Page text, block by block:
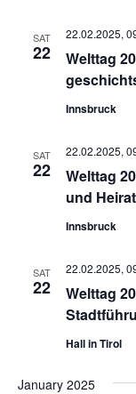
SAT
22
Welttag
22.02.2025,
Innsbruck
SAT
22
Welttag
und
22.02.2025,
Innsbruck
SAT
22
Welttag
22.02.2025,
Hall in Tirol
January 2025